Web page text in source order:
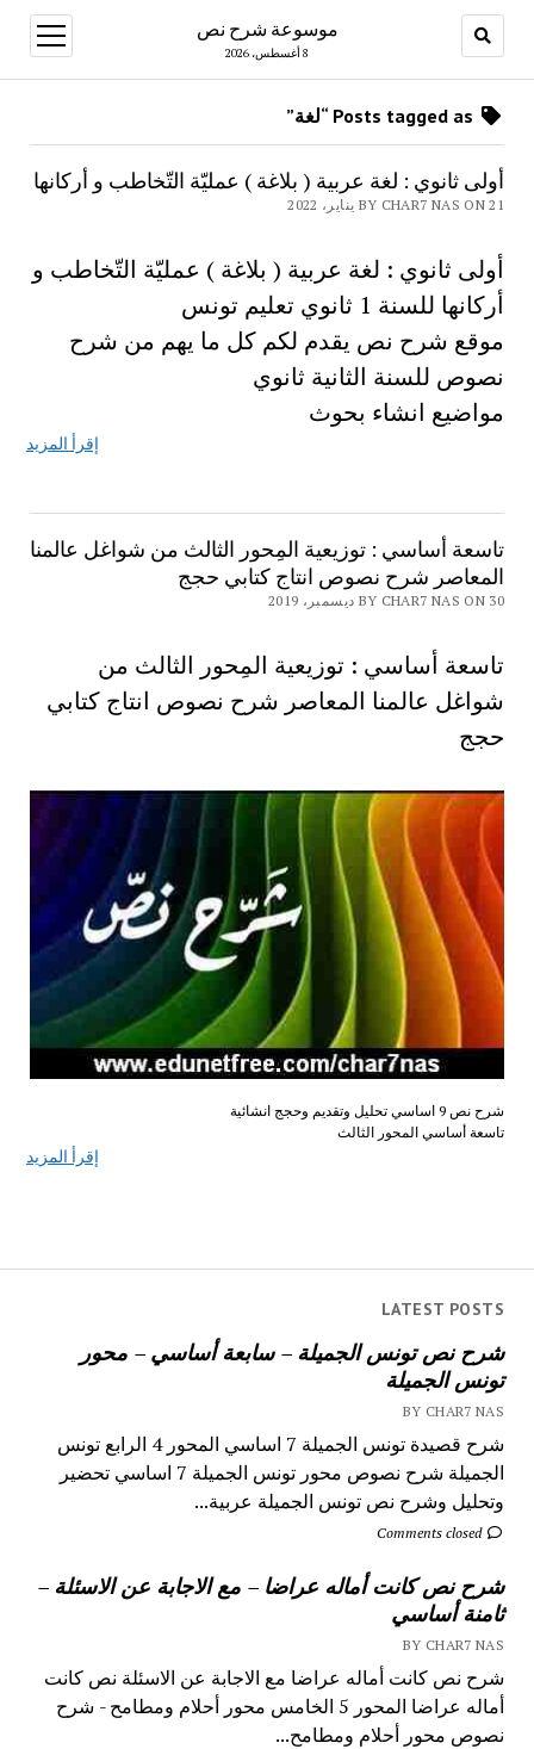
موسوعة شرح نص
8 أغسطس، 2026
open
menu
LATEST POSTS
شرح نص تونس الجميلة – سابعة أساسي – محور
تونس الجميلة
BY CHAR7 NAS
شرح قصيدة تونس الجميلة 7 اساسي المحور 4 الرابع تونس
الجميلة شرح نصوص محور تونس الجميلة 7 اساسي تحضير
وتحليل وشرح نص تونس الجميلة عربية...
Comments closed
شرح نص كانت أماله عراضا – مع الاجابة عن الاسئلة –
ثامنة أساسي
BY CHAR7 NAS
شرح نص كانت أماله عراضا مع الاجابة عن الاسئلة نص كانت
أماله عراضا المحور 5 الخامس محور أحلام ومطامح - شرح
نصوص محور أحلام ومطامح...
أولى ثانوي : لغة عربية ( بلاغة ) عمليّة التّخاطب و أركانها
BY CHAR7 NAS ON 21 يناير، 2022
أولى ثانوي : لغة عربية ( بلاغة ) عمليّة التّخاطب و
أركانها للسنة 1 ثانوي تعليم تونس
موقع شرح نص يقدم لكم كل ما يهم من شرح
نصوص للسنة الثانية ثانوي
مواضيع انشاء بحوث
إقرأ المزيد
تاسعة أساسي : توزيعية المِحور الثالث من شواغل عالمنا
المعاصر شرح نصوص انتاج كتابي حجج
BY CHAR7 NAS ON 30 ديسمبر، 2019
تاسعة أساسي : توزيعية المِحور الثالث من
شواغل عالمنا المعاصر شرح نصوص انتاج كتابي
حجج
شرح نص 9 اساسي تحليل وتقديم وحجج انشائية
تاسعة أساسي المحور الثالث
إقرأ المزيد